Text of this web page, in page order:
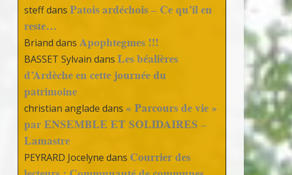
steffdansPatois ardéchois – Ce qu’il en
reste…
Briand dansApophtegmes !!!
BASSET Sylvain dansLes béalières
d’Ardèche en cette journée du
patrimoine
christian anglade dans « Parcours de vie »
par ENSEMBLE ET SOLIDAIRES –
Lamastre
PEYRARD Jocelyne dans Courrier des